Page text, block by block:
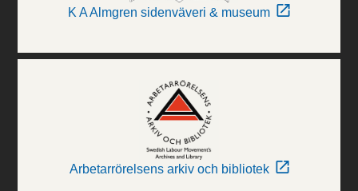
K A Almgren sidenväveri & museum
Arbetarrörelsens arkiv och bibliotek